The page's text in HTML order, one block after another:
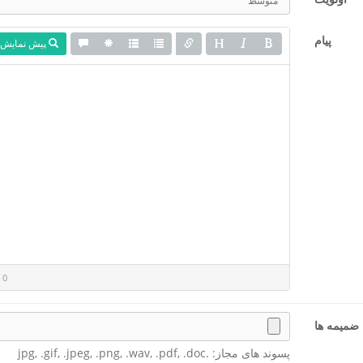
پیام پیش نمایش
ضمیمه ها
پسوند های مجاز: .jpg, .gif, .jpeg, .png, .wav, .pdf, .doc